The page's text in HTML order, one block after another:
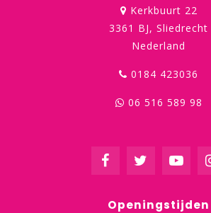
Kerkbuurt 22
3361 BJ, Sliedrecht
Nederland
0184 423036
06 516 589 98
Openingstijden